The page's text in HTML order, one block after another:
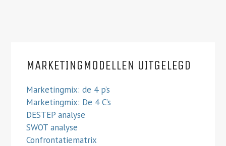
MARKETINGMODELLEN UITGELEGD
Marketingmix: de 4 p’s
Marketingmix: De 4 C’s
DESTEP analyse
SWOT analyse
Confrontatiematrix